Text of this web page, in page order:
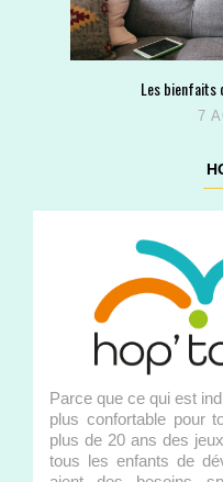
Les bienfaits
7
Parce que ce qui est
plus confortable pour
plus de 20 ans des
tous les enfants de